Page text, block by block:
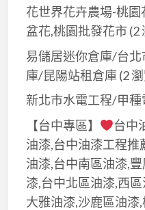
花世界花卉農場-桃
盆花,桃園批發花市(2
易儲居迷你倉庫/台
庫/昆陽站租倉庫(2
新北市水電工程/甲種
【台中專區】
台中
油漆,台中油漆工程推
油漆,台中南區油漆,
漆,台中北區油漆,西
大雅油漆,沙鹿區油漆